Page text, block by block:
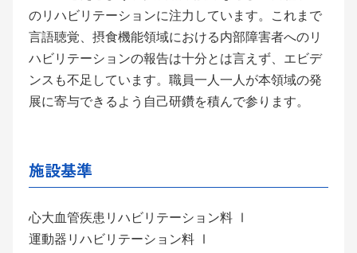
のリハビリテーションに注力しています。これまで
言語聴覚、摂食機能領域における内部障害者へのリ
ハビリテーションの報告は十分とは言えず、エビデ
ンスも不足しています。職員一人一人が本領域の発
展に寄与できるよう自己研鑽を積んで参ります。
施設基準
心大血管疾患リハビリテーション料 Ⅰ
運動器リハビリテーション料 Ⅰ